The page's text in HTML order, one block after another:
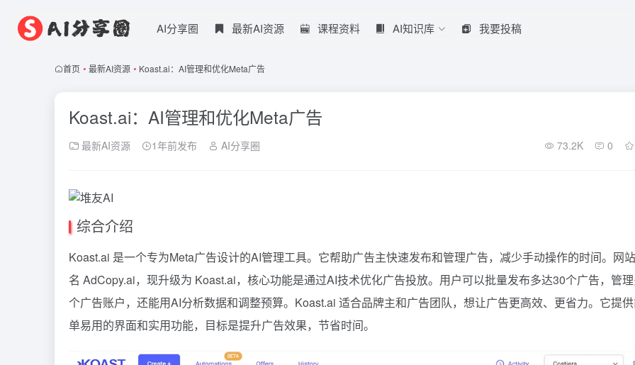
AI分享圈 最新AI资源 课程资料 AI知识库 我要投稿
首页 • 最新AI资源 • Koast.ai：AI管理和优化Meta广告
Koast.ai：AI管理和优化Meta广告
最新AI资源 1年前发布 AI分享圈 73.2K 0
综合介绍
Koast.ai 是一个专为Meta广告设计的AI管理工具。它帮助广告主快速发布和管理广告，减少手动操作的时间。网
名 AdCopy.ai，现升级为 Koast.ai，核心功能是通过AI技术优化广告投放。用户可以批量发布多达30个广告，管
个广告账户，还能用AI分析数据和调整预算。Koast.ai 适合品牌主和广告团队，想让广告更高效、更省力。它提
单易用的界面和实用功能，目标是提升广告效果，节省时间。